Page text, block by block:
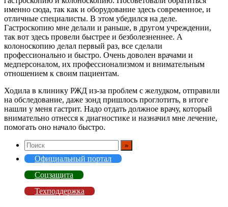
именно сюда, так как и оборудование здесь современное, и
отличные специалисты. В этом убедился на деле.
Гастроскопию мне делали и раньше, в другом учреждении,
так вот здесь провели быстрее и безболезненнее. А
колоноскопию делал первый раз, все сделали
профессионально и быстро. Очень доволен врачами и
медперсоналом, их профессионализмом и внимательным
отношением к своим пациентам.
Ходила в клинику РЖД из-за проблем с желудком, отправили
на обследование, даже зонд пришлось проглотить, в итоге
нашли у меня гастрит. Надо отдать должное врачу, который
внимательно отнесся к диагностике и назначил мне лечение,
помогать оно начало быстро.
Официальный портал
Соцзащита
Техподдержка